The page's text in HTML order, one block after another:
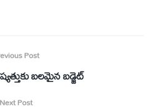
Post
బలమైన బడ్జెట్
Next Post